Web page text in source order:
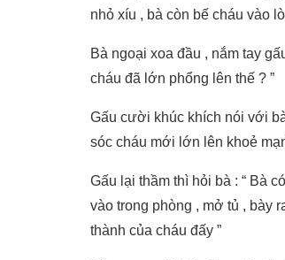
nhỏ xíu , bà còn bế cháu vào
Bà ngoại xoa đầu , nắm tay
cháu đã lớn phổng lên thế ? ”
Gấu cười khúc khích nói với
sóc cháu mới lớn lên khoẻ
Gấu lại thầm thì hỏi bà : “ Bà
vào trong phòng , mở tủ , bày
thành của cháu đấy ”